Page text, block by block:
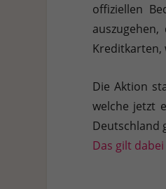
offiziellen
Kreditkarten,
Die Aktion
welche jetzt
Deutschland
Das gilt